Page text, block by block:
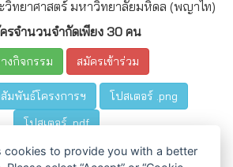
ทยาศาสตร์ มหาวิทยาลัยมหิดล (พญาไท)
รจำนวนจำกัดเพียง 30 คน
งกิจกรรม สมัครเข้าร่วม
มพันธ์โครงการฯ
โปสเตอร์ .png
โปสเตอร์ .pdf
อบรมจะได้รับประกาศนียบัตรผ่านการอบรม
cookies to provide you with a better